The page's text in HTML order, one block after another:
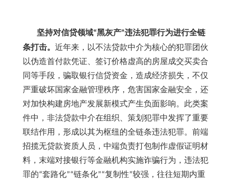
坚持对信贷领域“黑灰产”违法犯罪行为进行全链
条打击。 近年来，以不法贷款中介为核心的犯罪团伙
以伪造首付款凭证、签订价格虚高的房屋成交买卖合
同等手段，骗取银行信贷资金，造成经济损失，不仅
严重破坏国家金融管理秩序，危害国家金融安全，还
对加快构建房地产发展新模式产生负面影响。此类案
件中，非法贷款中介在组织、策划犯罪中发挥了重要
联结作用，形成以其为枢纽的全链条违法犯罪。前端
招揽无贷款资质人员，中端负责打包制作虚假证明材
料，末端对接银行等金融机构实施诈骗行为，违法犯
罪的“套路化”“链条化”“复制性”较强，往往短期内重